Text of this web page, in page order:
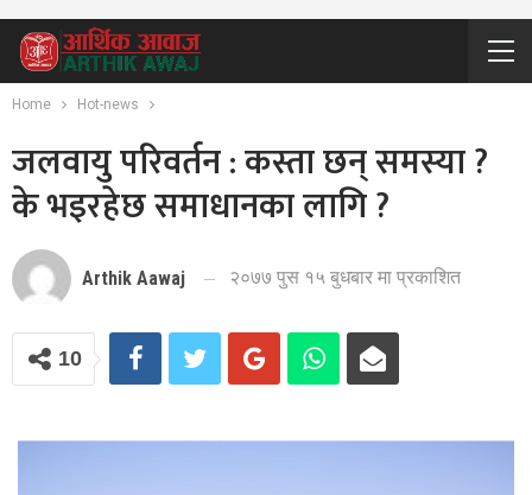
Home Hot-news
जलवायु परिवर्तन : कस्ता छन् समस्या ?
के भइरहेछ समाधानका लागि ?
Arthik Aawaj २०७७ पुस १५ बुधबार मा प्रकाशित
10